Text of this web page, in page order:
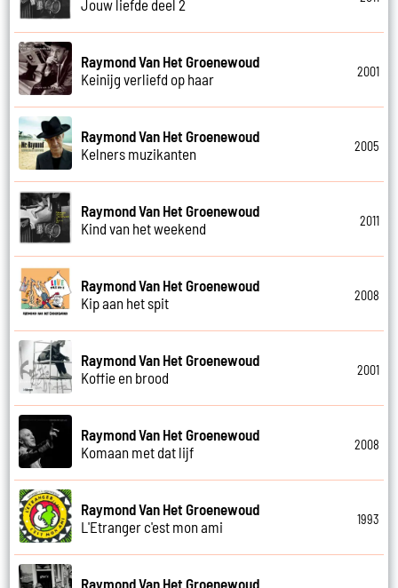
Jouw liefde deel 2
Raymond Van Het Groenewoud
Keinijg verliefd op haar
2001
Raymond Van Het Groenewoud
Kelners muzikanten
2005
Raymond Van Het Groenewoud
Kind van het weekend
2011
Raymond Van Het Groenewoud
Kip aan het spit
2008
Raymond Van Het Groenewoud
Koffie en brood
2001
Raymond Van Het Groenewoud
Komaan met dat lijf
2008
Raymond Van Het Groenewoud
L'Etranger c'est mon ami
1993
Raymond Van Het Groenewoud